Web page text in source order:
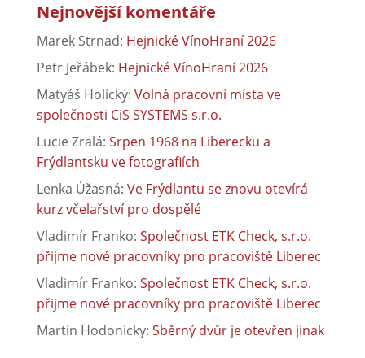
Nejnovější komentáře
Marek Strnad: Hejnické VínoHraní 2026
Petr Jeřábek: Hejnické VínoHraní 2026
Matyáš Holický: Volná pracovní místa ve
společnosti CiS SYSTEMS s.r.o.
Lucie Zralá: Srpen 1968 na Liberecku a
Frýdlantsku ve fotografiích
Lenka Úžasná: Ve Frýdlantu se znovu otevírá
kurz včelařství pro dospělé
Vladimír Franko: Společnost ETK Check, s.r.o.
přijme nové pracovníky pro pracoviště Liberec
Vladimír Franko: Společnost ETK Check, s.r.o.
přijme nové pracovníky pro pracoviště Liberec
Martin Hodonicky: Sběrný dvůr je otevřen jinak